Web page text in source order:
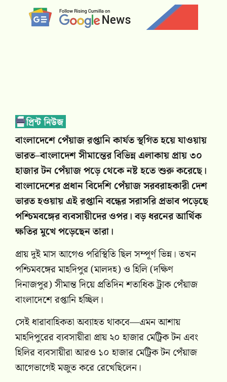
বাংলাদেশে পেঁয়াজ রপ্তানি কার্যত স্থগিত হয়ে যাওয়ায়
ভারত–বাংলাদেশ সীমান্তের বিভিন্ন এলাকায় প্রায় ৩০
হাজার টন পেঁয়াজ পড়ে থেকে নষ্ট হতে শুরু করেছে।
বাংলাদেশের প্রধান বিদেশি পেঁয়াজ সরবরাহকারী দেশ
ভারত হওয়ায় এই রপ্তানি বন্ধের সরাসরি প্রভাব পড়েছে
পশ্চিমবঙ্গের ব্যবসায়ীদের ওপর। বড় ধরনের আর্থিক
ক্ষতির মুখে পড়েছেন তারা।
প্রায় দুই মাস আগেও পরিস্থিতি ছিল সম্পূর্ণ ভিন্ন। তখন
পশ্চিমবঙ্গের মাহদিপুর (মালদহ) ও হিলি (দক্ষিণ
দিনাজপুর) সীমান্ত দিয়ে প্রতিদিন শতাধিক ট্রাক পেঁয়াজ
বাংলাদেশে রপ্তানি হচ্ছিল।
সেই ধারাবাহিকতা অব্যাহত থাকবে—এমন আশায়
মাহদিপুরের ব্যবসায়ীরা প্রায় ২০ হাজার মেট্রিক টন এবং
হিলির ব্যবসায়ীরা আরও ১০ হাজার মেট্রিক টন পেঁয়াজ
আগেভাগেই মজুত করে রেখেছিলেন।